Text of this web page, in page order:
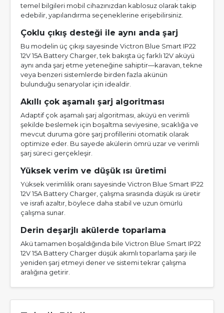
temel bilgileri mobil cihazınızdan kablosuz olarak takip
edebilir, yapılandırma seçeneklerine erişebilirsiniz.
Çoklu çıkış desteği ile aynı anda şarj
Bu modelin üç çıkışı sayesinde Victron Blue Smart IP22
12V 15A Battery Charger, tek bakışta üç farklı 12V aküyü
aynı anda şarj etme yeteneğine sahiptir—karavan, tekne
veya benzeri sistemlerde birden fazla akünün
bulunduğu senaryolar için idealdir.
Akıllı çok aşamalı şarj algoritması
Adaptif çok aşamalı şarj algoritması, aküyü en verimli
şekilde beslemek için boşaltma seviyesine, sıcaklığa ve
mevcut duruma göre şarj profillerini otomatik olarak
optimize eder. Bu sayede akülerin ömrü uzar ve verimli
şarj süreci gerçekleşir.
Yüksek verim ve düşük ısı üretimi
Yüksek verimlilik oranı sayesinde Victron Blue Smart IP22
12V 15A Battery Charger, çalışma sırasında düşük ısı üretir
ve israfı azaltır, böylece daha stabil ve uzun ömürlü
çalışma sunar.
Derin deşarjlı akülerde toparlama
Akü tamamen boşaldığında bile Victron Blue Smart IP22
12V 15A Battery Charger düşük akımlı toparlama şarjı ile
yeniden şarj etmeyi dener ve sistemi tekrar çalışma
aralığına getirir.